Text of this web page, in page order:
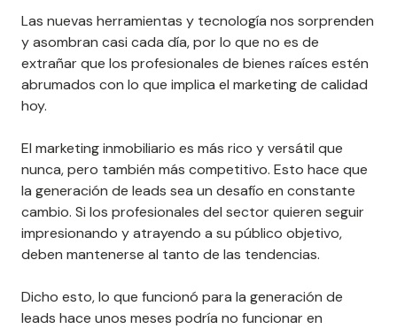
Las nuevas herramientas y tecnología nos sorprenden
y asombran casi cada día, por lo que no es de
extrañar que los profesionales de bienes raíces estén
abrumados con lo que implica el marketing de calidad
hoy.
El marketing inmobiliario es más rico y versátil que
nunca, pero también más competitivo. Esto hace que
la generación de leads sea un desafío en constante
cambio. Si los profesionales del sector quieren seguir
impresionando y atrayendo a su público objetivo,
deben mantenerse al tanto de las tendencias.
Dicho esto, lo que funcionó para la generación de
leads hace unos meses podría no funcionar en